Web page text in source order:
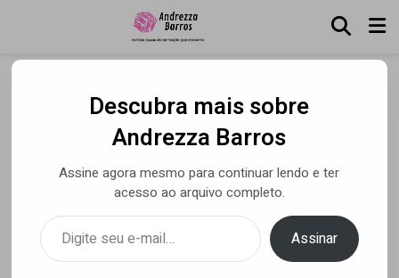
Poltronas para locação de
pós-operatório Sorocaba
• 08 ago 2025
Descubra mais sobre
Andrezza Barros
Assine agora mesmo para continuar lendo e ter
acesso ao arquivo completo.
Digite seu e-mail…
Assinar